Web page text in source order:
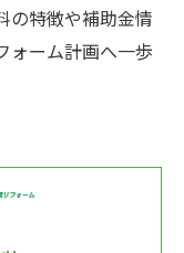
の特徴や補助金情
ォーム計画へ一歩